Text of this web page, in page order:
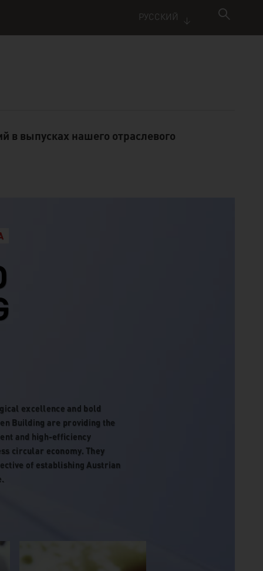
РУССКИЙ
в выпусках нашего отраслевого
excellence and bold
Building are providing the
and high-efficiency
circular economy. They
of establishing Austrian